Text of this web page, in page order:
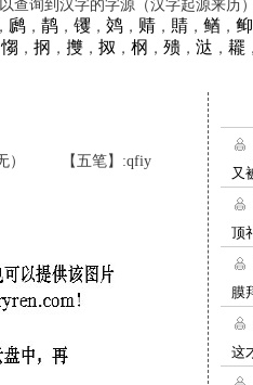
询到汉字的字源（汉字起源来历
䴘， 䴖， 䦆， 䴔， 䞍， 䝼， 䲡 ， 䲟
㥮 ， 㧏 ， 㩳， 㧐 ， 㭎 ， 㱮， 㳠 ， 䎱 ，
） 【五笔】:qfiy